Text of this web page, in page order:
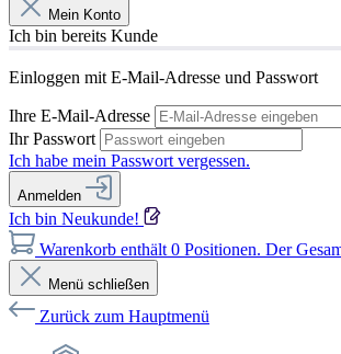
Mein Konto
Ich bin bereits Kunde
Einloggen mit E-Mail-Adresse und Passwort
Ihre E-Mail-Adresse
Ihr Passwort
Ich habe mein Passwort vergessen.
Anmelden
Ich bin Neukunde!
Warenkorb enthält 0 Positionen. Der
Menü schließen
Zurück zum Hauptmenü